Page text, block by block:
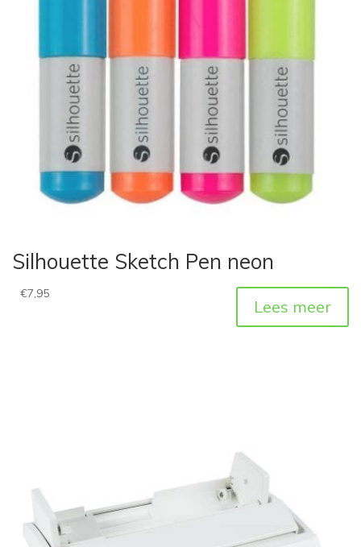
Silhouette Sketch Pen neon
€7,95
Lees meer